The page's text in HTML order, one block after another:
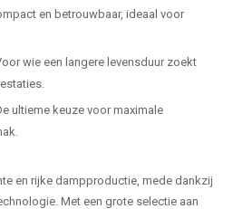
en betrouwbaar, ideaal voor
wie een langere levensduur zoekt
ultieme keuze voor maximale
en rijke dampproductie, mede dankzij
Met een grote selectie aan